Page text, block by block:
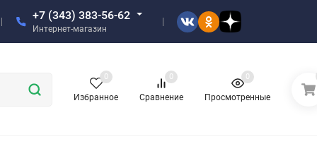
+7 (343) 383-56-62
Интернет-магазин
Избранное
0
Сравнение
0
Просмотренные
0